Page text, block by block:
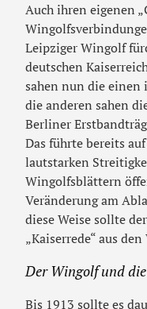
Auch ihren eigenen
Leipziger Wingolf
deutschen
sahen nun die
die anderen sahen
Berliner
Das führte bereits
lautstarken
Wingolfsblättern
Veränderung am
diese Weise sollte
„Kaiserrede“ aus
Der Wingolf und
Bis 1913 sollte es